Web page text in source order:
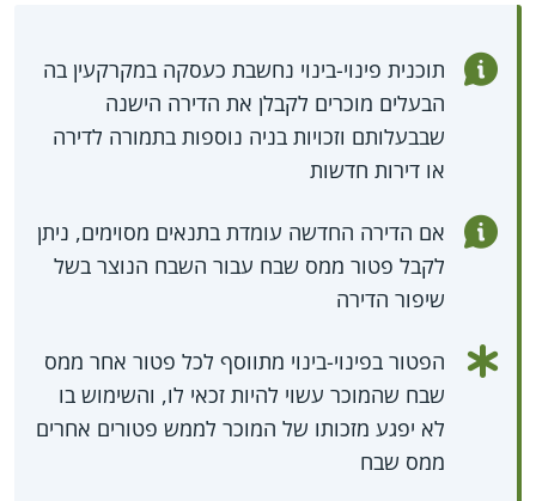
תוכנית פינוי-בינוי נחשבת כעסקה במקרקעין בה
הבעלים מוכרים לקבלן את הדירה הישנה
שבבעלותם וזכויות בניה נוספות בתמורה לדירה
או דירות חדשות
אם הדירה החדשה עומדת בתנאים מסוימים, ניתן
לקבל פטור ממס שבח עבור השבח הנוצר בשל
שיפור הדירה
הפטור בפינוי-בינוי מתווסף לכל פטור אחר ממס
שבח שהמוכר עשוי להיות זכאי לו, והשימוש בו
לא יפגע מזכותו של המוכר לממש פטורים אחרים
ממס שבח